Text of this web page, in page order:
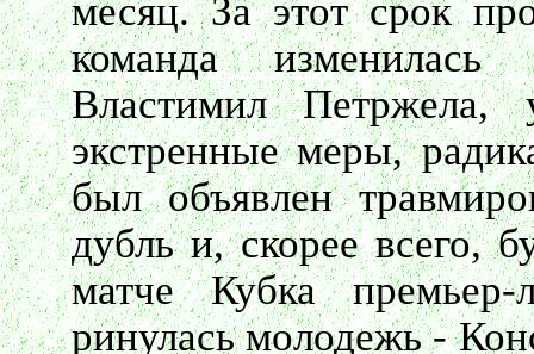
месяц. За этот срок
команда изменилась
Властимил
экстренные меры,
был объявлен
дубль и, скорее всего,
матче Кубка
ринулась молодежь -